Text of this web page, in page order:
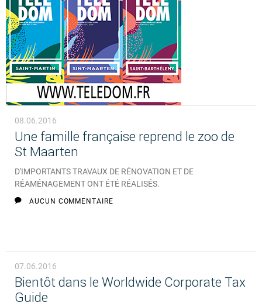
08.06.2016
Une famille française reprend le zoo de
St Maarten
D'IMPORTANTS TRAVAUX DE RÉNOVATION ET DE
RÉAMÉNAGEMENT ONT ÉTÉ RÉALISÉS.
AUCUN COMMENTAIRE
07.06.2016
Bientôt dans le Worldwide Corporate Tax
Guide